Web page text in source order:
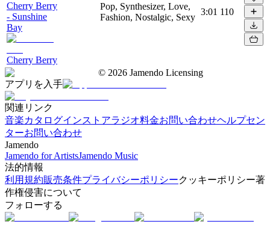
Cherry Berry
- Sunshine
Bay
Cherry Berry
Pop, Synthesizer, Love,
Fashion, Nostalgic, Sexy
3:01 110
© 2026 Jamendo Licensing
アプリを入手
関連リンク
音楽カタログインストアラジオ料金お問い合わせヘルプセン
ターお問い合わせ
Jamendo
Jamendo for ArtistsJamendo Music
法的情報
利用規約販売条件プライバシーポリシークッキーポリシー著
作権侵害について
フォローする